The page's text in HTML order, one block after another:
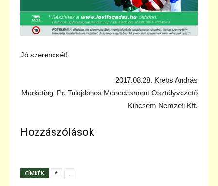
Jó szerencsét!
2017.08.28. Krebs András
Marketing, Pr, Tulajdonos Menedzsment Osztályvezető
Kincsem Nemzeti Kft.
Hozzászólások
CÍMKÉK * .